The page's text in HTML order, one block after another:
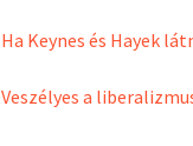
Ha Keynes és Hayek
Veszélyes a